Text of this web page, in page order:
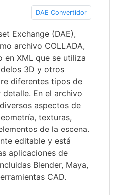
DAE Convertidor
Exchange (DAE),
archivo COLLADA,
en XML que se utiliza
3D y otros
diferentes tipos de
En el archivo
aspectos de
texturas,
de la escena.
editable y está
aplicaciones de
Blender, Maya,
CAD.